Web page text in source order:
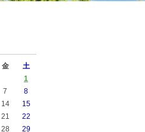
金 土
1
7
8
14
15
21
22
28
29